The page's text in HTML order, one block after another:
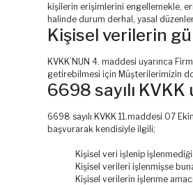
kişilerin erişimlerini engellemekle,
halinde durum derhal, yasal
Kişisel verilerin
KVKK’NUN 4. maddesi uyarınca
getirebilmesi için Müşterilerimizin
6698 sayılı
6698 sayılı KVKK 11.maddesi 07
başvurarak kendisiyle ilgili;
Kişisel veri işlenip
Kişisel verileri işlenmişse
Kişisel verilerin işlenme